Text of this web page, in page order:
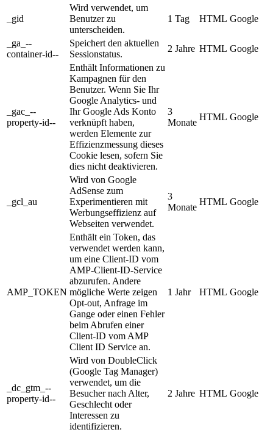
_gid
Wird verwendet, um
Benutzer zu
unterscheiden.
1 Tag HTML Google
_ga_--
container-id--
Speichert den aktuellen
Sessionstatus.
2 Jahre HTML Google
_gac_--
property-id--
Enthält Informationen zu
Kampagnen für den
Benutzer. Wenn Sie Ihr
Google Analytics- und
Ihr Google Ads Konto
verknüpft haben,
werden Elemente zur
Effizienzmessung dieses
Cookie lesen, sofern Sie
dies nicht deaktivieren.
3
Monate
HTML Google
_gcl_au
Wird von Google
AdSense zum
Experimentieren mit
Werbungseffizienz auf
Webseiten verwendet.
3
Monate
HTML Google
AMP_TOKEN
Enthält ein Token, das
verwendet werden kann,
um eine Client-ID vom
AMP-Client-ID-Service
abzurufen. Andere
mögliche Werte zeigen
Opt-out, Anfrage im
Gange oder einen Fehler
beim Abrufen einer
Client-ID vom AMP
Client ID Service an.
1 Jahr HTML Google
_dc_gtm_--
property-id--
Wird von DoubleClick
(Google Tag Manager)
verwendet, um die
Besucher nach Alter,
Geschlecht oder
Interessen zu
identifizieren.
2 Jahre HTML Google